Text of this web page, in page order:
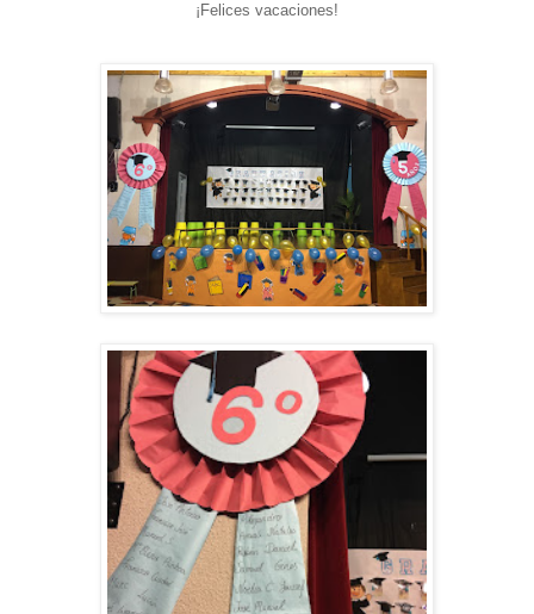
¡Felices vacaciones!